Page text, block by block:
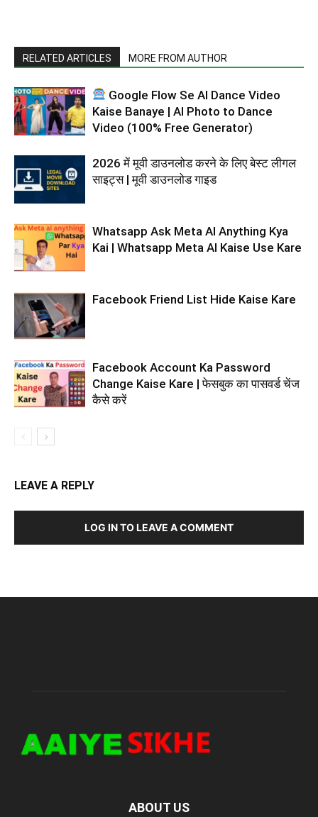
RELATED ARTICLES MORE FROM AUTHOR
Google Flow Se AI Dance Video
Kaise Banaye | AI Photo to Dance
Video (100% Free Generator)
2026 में मूवी डाउनलोड करने के लिए बेस्ट लीगल
साइट्स | मूवी डाउनलोड गाइड
Whatsapp Ask Meta AI Anything Kya
Kai | Whatsapp Meta AI Kaise Use Kare
Facebook Friend List Hide Kaise Kare
Facebook Account Ka Password
Change Kaise Kare | फेसबुक का पासवर्ड चेंज
कैसे करें
LEAVE A REPLY
LOG IN TO LEAVE A COMMENT
ABOUT US